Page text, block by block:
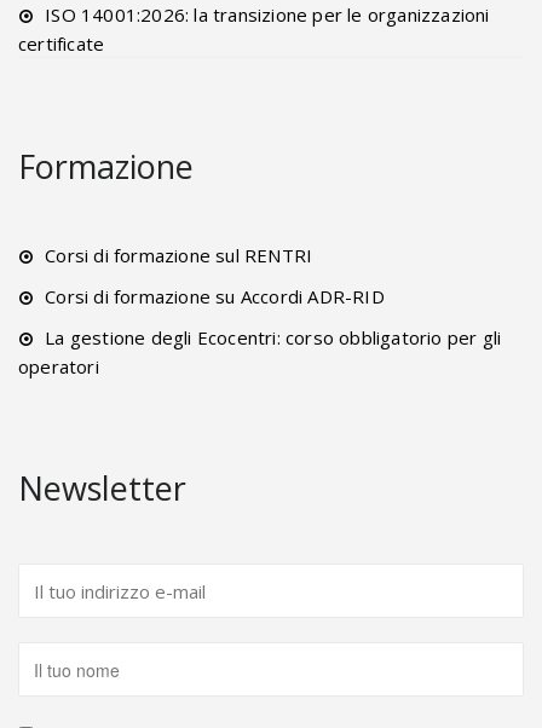
ISO 14001:2026: la transizione per le organizzazioni
certificate
Formazione
Corsi di formazione sul RENTRI
Corsi di formazione su Accordi ADR-RID
La gestione degli Ecocentri: corso obbligatorio per gli
operatori
Newsletter